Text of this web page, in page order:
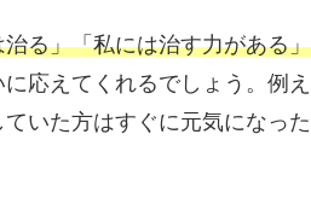
治る」「私には治す力がある
応えてくれるでしょう。例
いた方はすぐに元気になっ